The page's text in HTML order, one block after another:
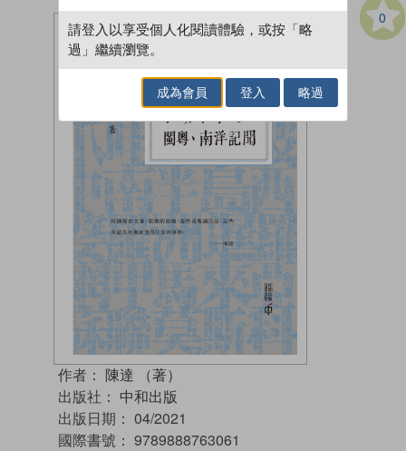
0
作者： 陳達 （著）
出版社： 中和出版
出版日期： 04/2021
國際書號： 9789888763061
請登入以享受個人化閱讀體驗，或按「略
過」繼續瀏覽。
成為會員 登入 略過